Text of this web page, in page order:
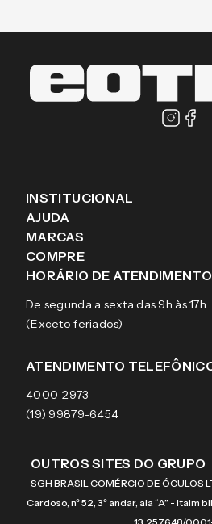
INSTITUCIONAL
Sobre a eÓtica
Aviso de privacidade
Termos e condições de uso
AJUDA
Trocas e Devoluções
Pagamentos
Garantias
MARCAS
Ray-Ban
Tecnol
Arnette
Burberry
COMPRE
Óculos de sol
Lentes de contato
HORÁRIO DE ATENDIMENTO
De segunda a sexta das 9h às 17h
(Exceto feriados)
ATENDIMENTO
4000-2973
(19) 99879-6454
OUTROS SITES DO GRUPO
SGH BRASIL COMÉRCIO DE ÓCULOS
Cardoso, nº 52, 3º andar, ala “A” - Itaim